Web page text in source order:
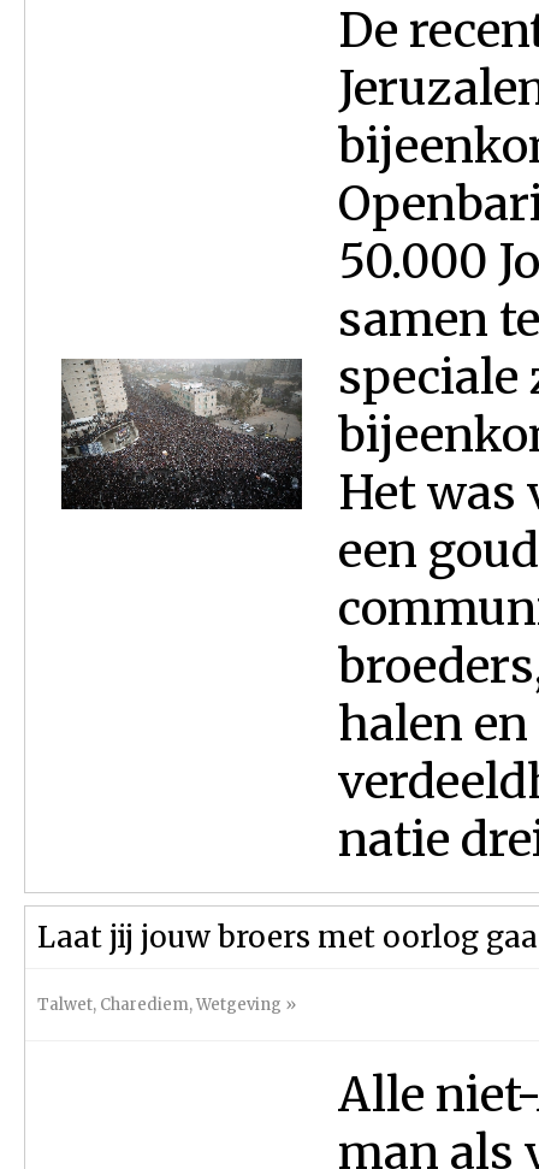
De
50.000
samen
speciale
Het was
een
halen
natie
Laat jij jouw broers met oorlog
Talwet, Charediem,Wetgeving »
Alle
man als